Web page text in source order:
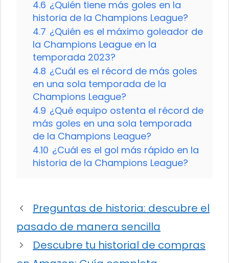
4.6 ¿Quién tiene más goles en la
historia de la Champions League?
4.7 ¿Quién es el máximo goleador de
la Champions League en la
temporada 2023?
4.8 ¿Cuál es el récord de más goles
en una sola temporada de la
Champions League?
4.9 ¿Qué equipo ostenta el récord de
más goles en una sola temporada
de la Champions League?
4.10 ¿Cuál es el gol más rápido en la
historia de la Champions League?
Preguntas de historia: descubre el
pasado de manera sencilla
Descubre tu historial de compras